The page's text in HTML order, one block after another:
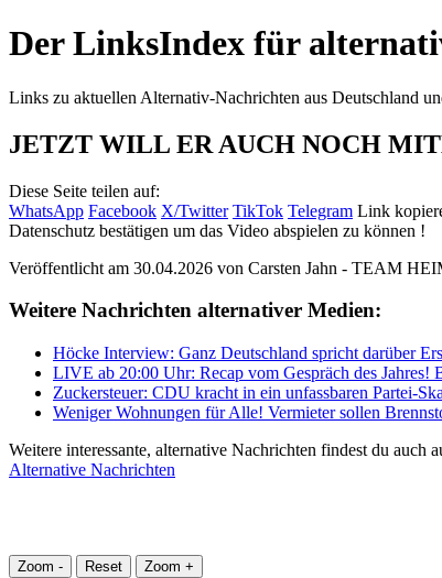
Der LinksIndex für
Links zu aktuellen Alternativ-Nachrichten aus Deutschland
JETZT WILL ER AUCH NOCH
Diese Seite teilen auf:
WhatsApp Facebook X/Twitter TikTok Telegram Link
Datenschutz bestätigen um das Video abspielen zu können !
Veröffentlicht am 30.04.2026 von Carsten Jahn - TEAM
Weitere Nachrichten alternativer Medien:
Höcke Interview: Ganz Deutschland spricht darüber
LIVE ab 20:00 Uhr: Recap vom Gespräch des Jahres!
Zuckersteuer: CDU kracht in ein unfassbaren Partei-
Weniger Wohnungen für Alle! Vermieter sollen
Weitere interessante, alternative Nachrichten findest du auch
Alternative Nachrichten
Zoom - Reset Zoom +